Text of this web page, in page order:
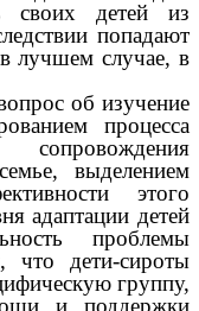
своих детей из
попадают
лучшем случае, в
об изучение
процесса
сопровождения
выделением
этого
адаптации детей
проблемы
что дети-сироты
группу,
и поддержки